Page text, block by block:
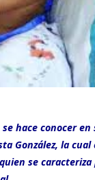
hace conocer
González, la
se caracteriza